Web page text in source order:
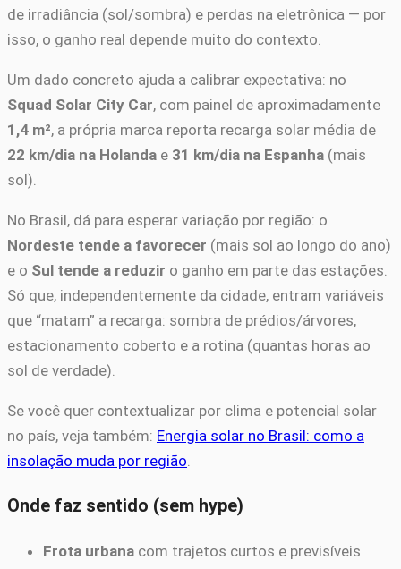
de irradiância (sol/sombra) e perdas na eletrônica — por
isso, o ganho real depende muito do contexto.
Um dado concreto ajuda a calibrar expectativa: no
Squad Solar City Car, com painel de aproximadamente
1,4 m², a própria marca reporta recarga solar média de
22 km/dia na Holanda e 31 km/dia na Espanha (mais
sol).
No Brasil, dá para esperar variação por região: o
Nordeste tende a favorecer (mais sol ao longo do ano)
e o Sul tende a reduzir o ganho em parte das estações.
Só que, independentemente da cidade, entram variáveis
que “matam” a recarga: sombra de prédios/árvores,
estacionamento coberto e a rotina (quantas horas ao
sol de verdade).
Se você quer contextualizar por clima e potencial solar
no país, veja também: Energia solar no Brasil: como a
insolação muda por região.
Onde faz sentido (sem hype)
Frota urbana com trajetos curtos e previsíveis